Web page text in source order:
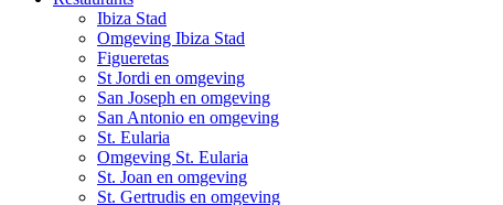
Ibiza Stad
Omgeving Ibiza Stad
Figueretas
St Jordi en omgeving
San Joseph en omgeving
San Antonio en omgeving
St. Eularia
Omgeving St. Eularia
St. Joan en omgeving
St. Gertrudis en omgeving